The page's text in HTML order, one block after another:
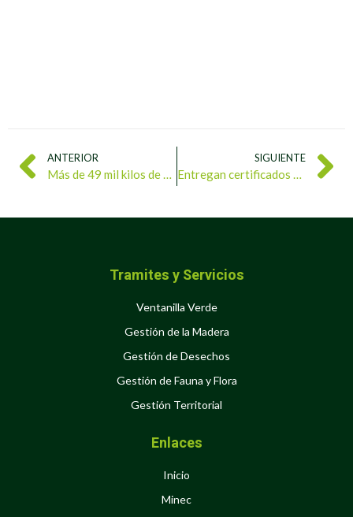
ANTERIOR
Más de 49 mil kilos de sustancias peligrosas incautan en fiscalizaciones ambientales
SIGUIENTE
Entregan certificados de conformación a Consejos Ecosocialistas de Catia La Mar
Tramites y Servicios
Ventanilla Verde
Gestión de la Madera
Gestión de Desechos
Gestión de Fauna y Flora
Gestión Territorial
Enlaces
Inicio
Minec